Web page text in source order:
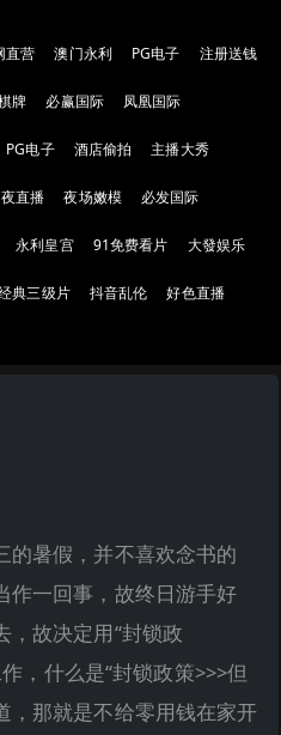
直营 澳门永利 PG电子 注册送钱
牌 必赢国际 凤凰国际
PG电子 酒店偷拍 主播大秀
直播 夜场嫩模 必发国际
永利皇宫 91免费看片 大發娱乐
典三级片 抖音乱伦 好色直播
的暑假，并不喜欢念书的
作一回事，故终日游手好
，故决定用“封锁政
，什么是“封锁政策>>>但
，那就是不给零用钱在家开